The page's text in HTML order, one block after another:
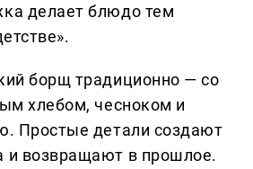
делает блюдо тем
борщ традиционно — со
хлебом, чесноком и
Простые детали создают
возвращают в прошлое.